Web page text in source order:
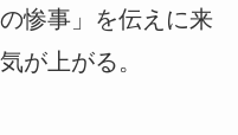
惨事」を伝えに来
が上がる。